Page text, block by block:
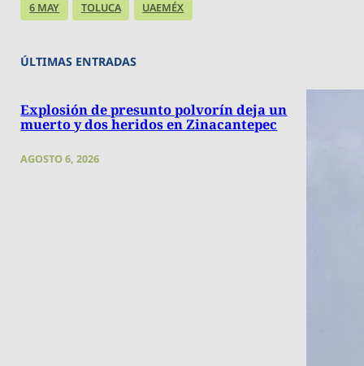
6 MAY TOLUCA UAEMÉX
ÚLTIMAS ENTRADAS
Explosión de presunto polvorín deja un
muerto y dos heridos en Zinacantepec
AGOSTO 6, 2026